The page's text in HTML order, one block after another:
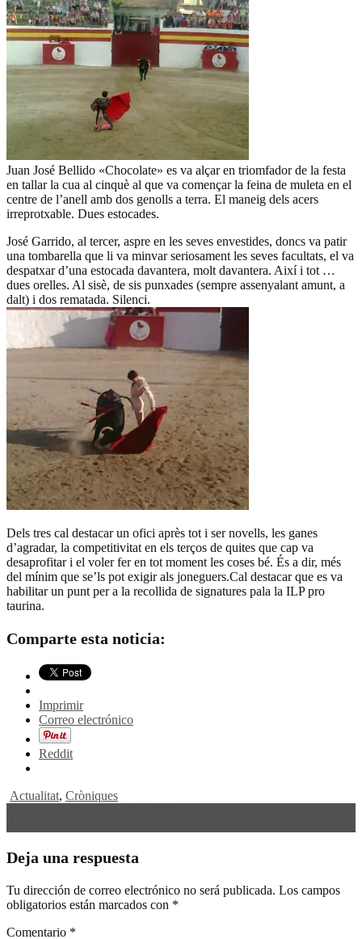
Juan José Bellido «Chocolate» es va alçar en triomfador de la festa
en tallar la cua al cinquè al que va començar la feina de muleta en el
centre de l’anell amb dos genolls a terra. El maneig dels acers
irreprotxable. Dues estocades.
José Garrido, al tercer, aspre en les seves envestides, doncs va patir
una tombarella que li va minvar seriosament les seves facultats, el va
despatxar d’una estocada davantera, molt davantera. Així i tot …
dues orelles. Al sisè, de sis punxades (sempre assenyalant amunt, a
dalt) i dos rematada. Silenci.
Dels tres cal destacar un ofici après tot i ser novells, les ganes
d’agradar, la competitivitat en els terços de quites que cap va
desaprofitar i el voler fer en tot moment les coses bé. És a dir, més
del mínim que se’ls pot exigir als joneguers.Cal destacar que es va
habilitar un punt per a la recollida de signatures pala la ILP pro
taurina.
Comparte esta noticia:
Imprimir
Correo electrónico
Reddit
Actualitat, Cròniques
de
entradas
Deja una respuesta
Tu dirección de correo electrónico no será publicada. Los campos
obligatorios están marcados con *
Comentario *